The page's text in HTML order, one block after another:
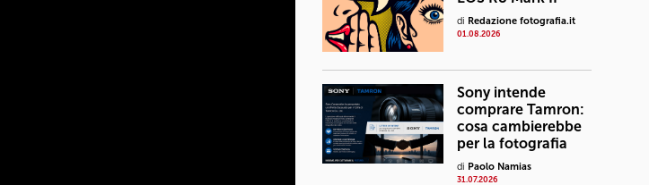
di Redazione fotografia.it
01.08.2026
Sony intende
comprare Tamron:
cosa cambierebbe
per la fotografia
di Paolo Namias
31.07.2026